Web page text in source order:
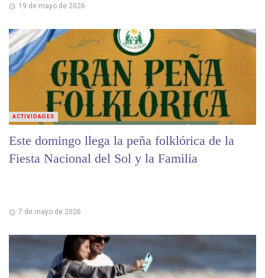
19 de mayo de 2026
Este domingo llega la peña folklórica de la
Fiesta Nacional del Sol y la Familia
7 de mayo de 2026
ACTIVIDADES